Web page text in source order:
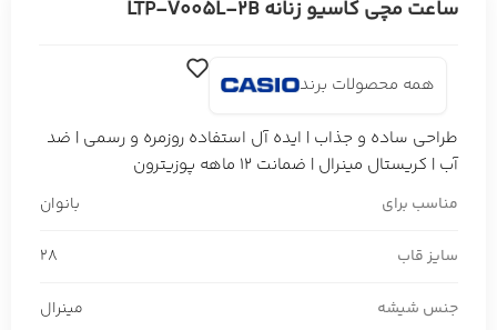
ساعت مچی کاسیو زنانه LTP-V005L-2B
همه محصولات برند
طراحی ساده و جذاب | ایده آل استفاده روزمره و رسمی | ضد
آب | کریستال مینرال | ضمانت 12 ماهه پوزیترون
مناسب برای بانوان
سایز قاب 28
جنس شیشه مینرال